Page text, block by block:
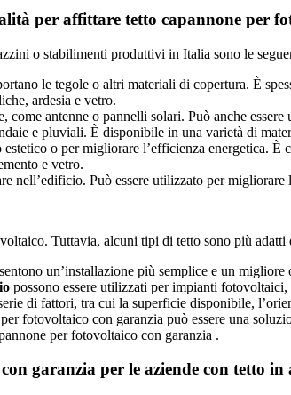
per affittare tetto capannone per
o stabilimenti produttivi in Italia sono le
le tegole o altri materiali di copertura. È
ardesia e vetro.
come antenne o pannelli solari. Può anche
e pluviali. È disponibile in una varietà di
o per migliorare l’efficienza energetica.
e vetro.
nell’edificio. Può essere utilizzato per
Tuttavia, alcuni tipi di tetto sono più adatti
un’installazione più semplice e un
possono essere utilizzati per impianti
di fattori, tra cui la superficie disponibile,
fotovoltaico con garanzia può essere una
per fotovoltaico con garanzia .
garanzia per le aziende con tetto